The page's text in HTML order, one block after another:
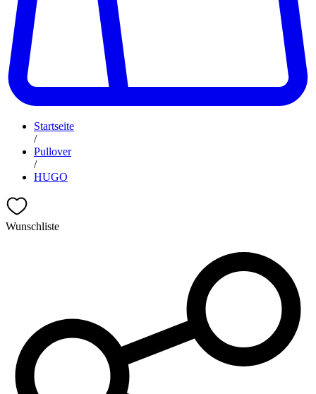
Startseite
/
Pullover
/
HUGO
Wunschliste